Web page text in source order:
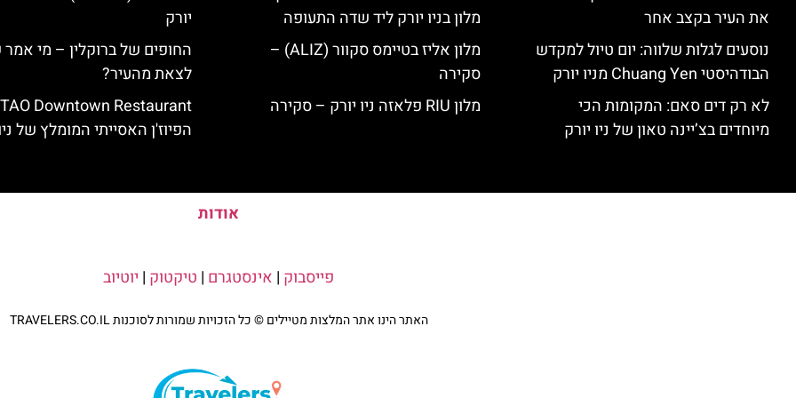
את העיר בקצב אחר
נוסעים לגלות שלווה: יום טיול למקדש
הבודהיסטי Chuang Yen מניו יורק
לא רק דים סאם: המקומות הכי
מיוחדים בצ’יינה טאון של ניו יורק
מלון בניו יורק ליד שדה התעופה
מלון אליז בטיימס סקוור (ALIZ) –
סקירה
מלון RIU פלאזה ניו יורק – סקירה
יורק
החופים של ברוקלין – מי
לצאת מהעיר?
הפיוז'ן האסייתי המומלץ של
אודות
פייסבוק | אינסטגרם | טיקטוק | יוטיוב
האתר הינו אתר המלצות מטיילים © כל הזכויות שמורות לסוכנות TRAVELERS.CO.IL